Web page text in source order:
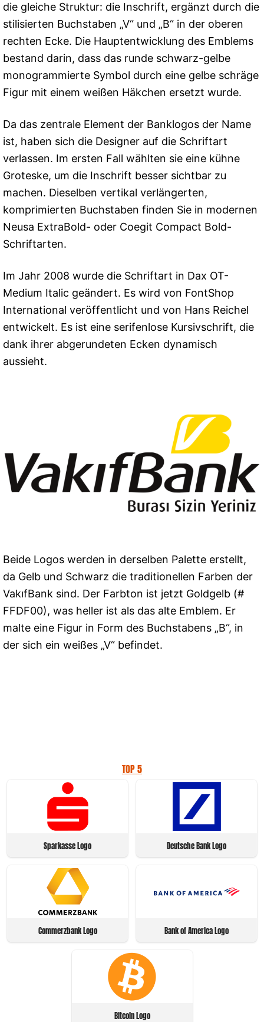
die gleiche Struktur: die Inschrift, ergänzt durch die
stilisierten Buchstaben „V“ und „B“ in der oberen
rechten Ecke. Die Hauptentwicklung des Emblems
bestand darin, dass das runde schwarz-gelbe
monogrammierte Symbol durch eine gelbe schräge
Figur mit einem weißen Häkchen ersetzt wurde.
Da das zentrale Element der Banklogos der Name
ist, haben sich die Designer auf die Schriftart
verlassen. Im ersten Fall wählten sie eine kühne
Groteske, um die Inschrift besser sichtbar zu
machen. Dieselben vertikal verlängerten,
komprimierten Buchstaben finden Sie in modernen
Neusa ExtraBold- oder Coegit Compact Bold-
Schriftarten.
Im Jahr 2008 wurde die Schriftart in Dax OT-
Medium Italic geändert. Es wird von FontShop
International veröffentlicht und von Hans Reichel
entwickelt. Es ist eine serifenlose Kursivschrift, die
dank ihrer abgerundeten Ecken dynamisch
aussieht.
Beide Logos werden in derselben Palette erstellt,
da Gelb und Schwarz die traditionellen Farben der
VakıfBank sind. Der Farbton ist jetzt Goldgelb (#
FFDF00), was heller ist als das alte Emblem. Er
malte eine Figur in Form des Buchstabens „B“, in
der sich ein weißes „V“ befindet.
TOP 5
Sparkasse Logo Deutsche Bank Logo
Commerzbank Logo Bank of America Logo
Bitcoin Logo